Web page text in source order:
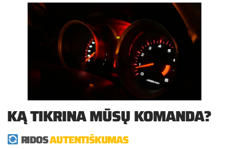
KĄ TIKRINA MŪSŲ KOMANDA?
RIDOSAUTENTIŠKUMAS